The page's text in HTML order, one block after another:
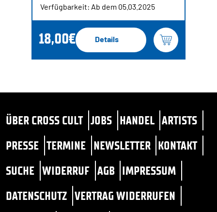
Verfügbarkeit: Ab dem 05.03.2025
18,00€ Details
ÜBER CROSS CULT JOBS HANDEL ARTISTS
PRESSE TERMINE NEWSLETTER KONTAKT
SUCHE WIDERRUF AGB IMPRESSUM
DATENSCHUTZ VERTRAG WIDERRUFEN